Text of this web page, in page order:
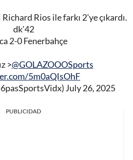
Rios ile farkı 2'ye çıkardı.
dk'42
2-0 Fenerbahçe
>@GOLAZOOOSports
5m0aQIsOhF
July 26, 2025
PUBLICIDAD